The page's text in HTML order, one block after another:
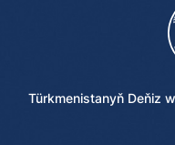
Türkmenistanyň Deňiz